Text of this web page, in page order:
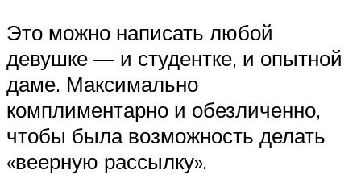
Это можно написать любой
девушке — и студентке, и опытной
даме. Максимально
комплиментарно и обезличенно,
чтобы была возможность делать
«веерную рассылку».